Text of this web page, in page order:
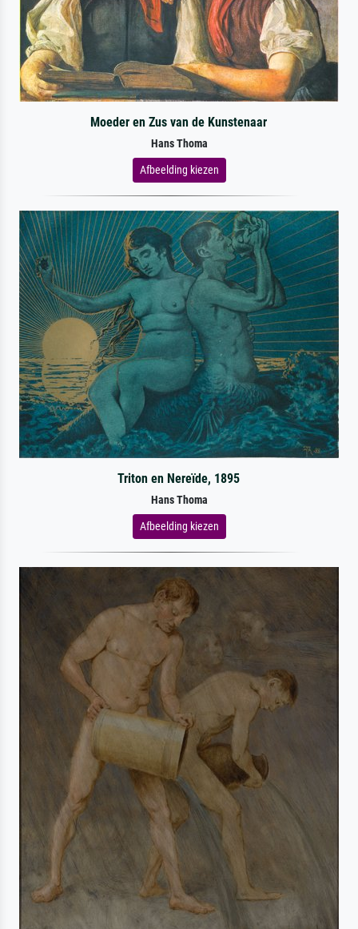
Moeder en Zus van de Kunstenaar
Hans Thoma
Afbeelding kiezen
Triton en Nereïde, 1895
Hans Thoma
Afbeelding kiezen